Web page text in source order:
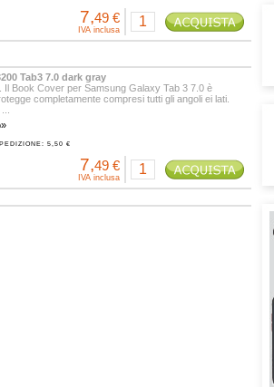
7,49 €
IVA inclusa
Tab3 7.0 dark gray
Il Book Cover per Samsung Galaxy Tab 3 7.0 è
completamente compresi tutti gli angoli ei lati.
5,50 €
7,49 €
IVA inclusa